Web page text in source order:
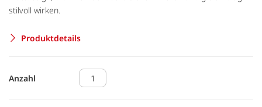
stilvoll wirken.
Produktdetails
Anzahl